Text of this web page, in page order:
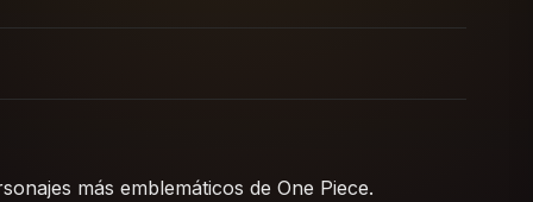
más emblemáticos de One Piece.